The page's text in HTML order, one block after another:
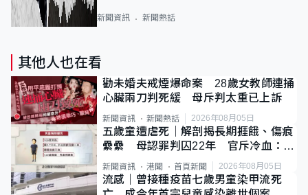
新聞資訊 新聞熱話
其他人也在看
勸未婚夫戒煙爆命案 28歲女教師連捅
心臟兩刀判死緩 母斥判太重已上訴
新聞資訊 新聞熱話 2026年08月05日
五歲童遭虐死｜解剖揭長期捱餓、傷痕
纍纍 母認罪判囚22年 官斥冷血：同
類案最惡劣
新聞資訊 港聞 首頁新聞 2026年08月05日
流感｜曾接種疫苗七歲男童染甲流死